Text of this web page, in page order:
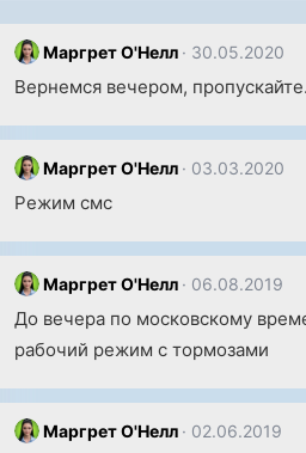
Маргрет О'Нелл 30.05.2020
Вернемся вечером, пропускайте.
Маргрет О'Нелл 03.03.2020
Режим смс
Маргрет О'Нелл 06.08.2019
До вечера по московскому
рабочий режим с тормозами
Маргрет О'Нелл 02.06.2019